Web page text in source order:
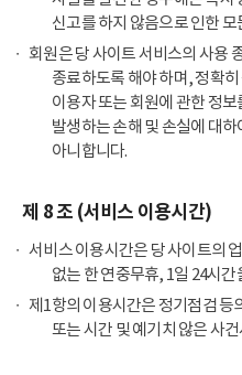
신고를 하지 않음으로 인한
회원은 당 사이트 서비스의 사용
종료하도록 해야 하며, 정확
이용자 또는 회원에 관한 정
발생하는 손해 및 손실에 대
아니합니다.
제 8 조 (서비스 이용시간)
서비스 이용시간은 당 사이트의
없는 한 연중무휴, 1일 24시
제1항의 이용시간은 정기점검 등
또는 시간 및 예기치 않은 사